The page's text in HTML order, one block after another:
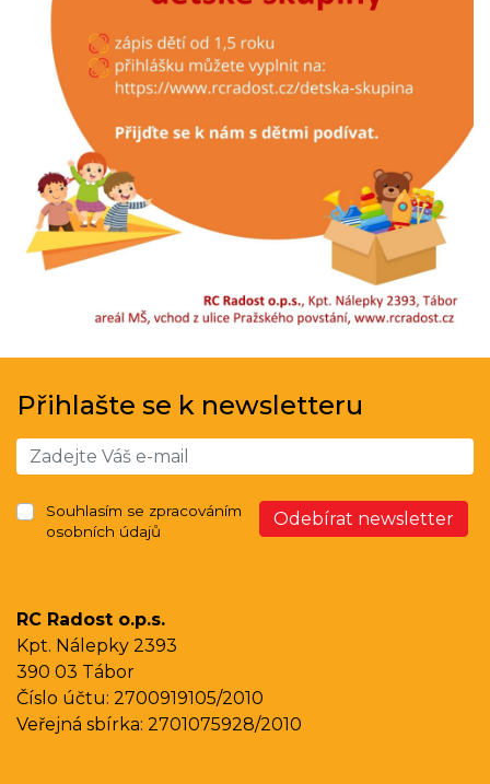
Přihlašte se k newsletteru
Souhlasím se zpracováním
osobních údajů
Odebírat newsletter
RC Radost o.p.s.
Kpt. Nálepky 2393
390 03 Tábor
Číslo účtu: 2700919105/2010
Veřejná sbírka: 2701075928/2010